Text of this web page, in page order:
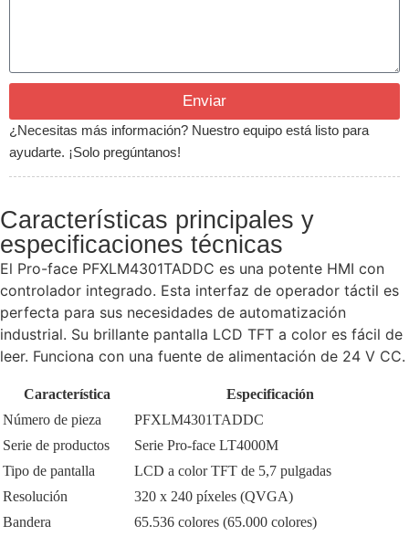
Enviar
¿Necesitas más información? Nuestro equipo está listo para
ayudarte. ¡Solo pregúntanos!
Características principales y
especificaciones técnicas
El Pro-face PFXLM4301TADDC es una potente HMI con
controlador integrado. Esta interfaz de operador táctil es
perfecta para sus necesidades de automatización
industrial. Su brillante pantalla LCD TFT a color es fácil de
leer. Funciona con una fuente de alimentación de 24 V CC.
Característica
Especificación
Número de pieza
PFXLM4301TADDC
Serie de productos
Serie Pro-face LT4000M
Tipo de pantalla
LCD a color TFT de 5,7 pulgadas
Resolución
320 x 240 píxeles (QVGA)
Bandera
65.536 colores (65.000 colores)